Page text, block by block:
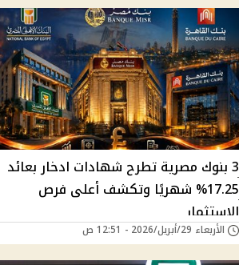
3 بنوك مصرية تطرح شهادات ادخار بعائد
17.25% شهريًا وتكشف أعلى فرص
الاستثمار
الأربعاء 29/أبريل/2026 - 12:51 ص